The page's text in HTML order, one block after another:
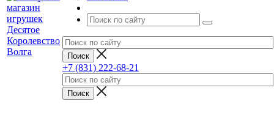
+7 (831) 222-68-21